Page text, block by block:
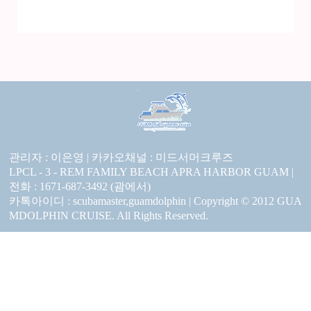
관리자 : 이은영 | 카카오채널 : 미드서머크루즈
LPCL - 3 - REM FAMILY BEACH APRA HARBOR GUAM |
전화 : 1671-687-3492 (괌에서)
카톡아이디 : scubamaster,guamdolphin | Copyright © 2012 GUA
MDOLPHIN CRUISE. All Rights Reserved.